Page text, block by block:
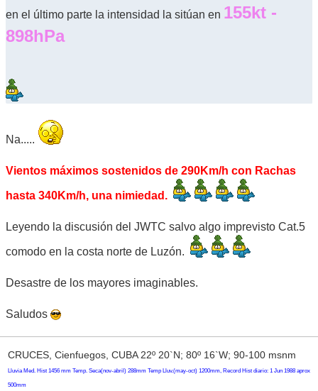
en el último parte la intensidad la sitúan en 155kt -
898hPa
Na.....
Vientos máximos sostenidos de 290Km/h con Rachas
hasta 340Km/h, una nimiedad.
Leyendo la discusión del JWTC salvo algo imprevisto Cat.5
comodo en la costa norte de Luzón.
Desastre de los mayores imaginables.
Saludos
CRUCES, Cienfuegos, CUBA 22º 20`N; 80º 16`W; 90-100 msnm
Lluvia Med. Hist 1456 mm Temp. Seca(nov-abril) 288mm Temp Lluv.(may-oct) 1200mm, Record Hist diario: 1 Jun 1988 aprox
500mm